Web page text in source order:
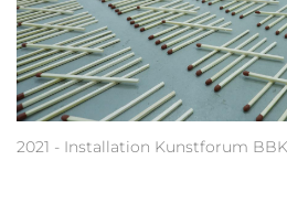
2021 - Installation Kunstforum